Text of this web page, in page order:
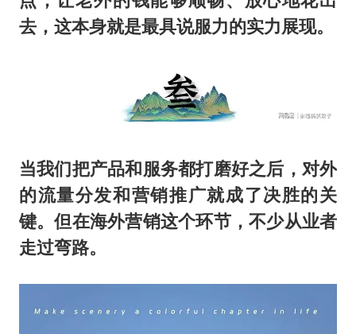
去，这本身就是最具说服力的实力展现。
当我们把产品和服务都打磨好之后，对外
的流量分发和营销推广就成了决胜的关
键。但在海外营销这个环节，不少从业者
走过弯路。